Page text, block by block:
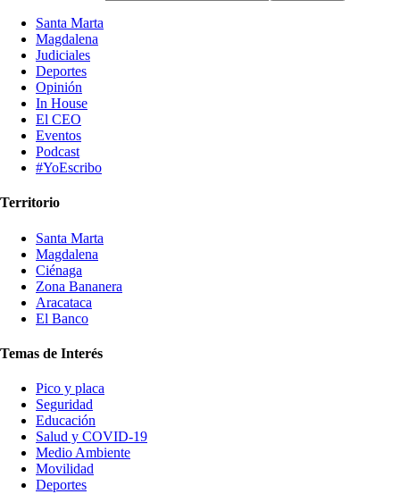
Santa Marta
Magdalena
Judiciales
Deportes
Opinión
In House
El CEO
Eventos
Podcast
#YoEscribo
Territorio
Santa Marta
Magdalena
Ciénaga
Zona Bananera
Aracataca
El Banco
Temas de Interés
Pico y placa
Seguridad
Educación
Salud y COVID-19
Medio Ambiente
Movilidad
Deportes